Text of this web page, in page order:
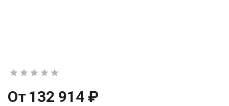
От 132 914 ₽